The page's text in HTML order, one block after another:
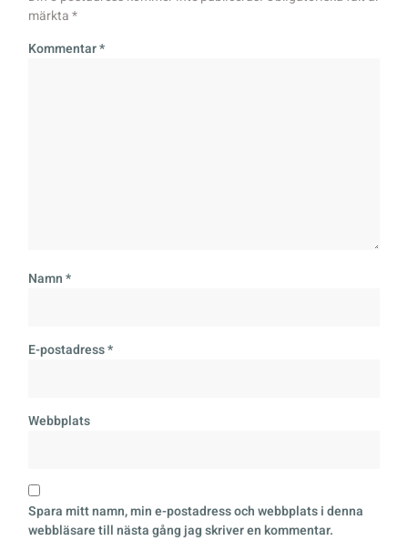
märkta*
Kommentar*
Namn*
E-postadress*
Webbplats
Spara mitt namn, min e-postadress och webbplats i denna
webbläsare till nästa gång jag skriver en kommentar.